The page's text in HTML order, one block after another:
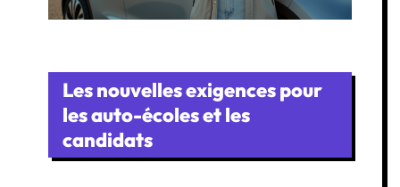
Les nouvelles exigences pour
les auto-écoles et les
candidats